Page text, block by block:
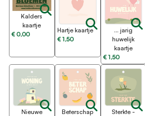
Kalders
kaartje
€ 0,00
Hartje kaartje
€1,50
... jarig
huwelijk
kaartje
€1,50
Nieuwe
Beterschap
Sterkte -